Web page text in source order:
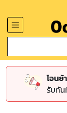
โอนย้
รับทัน